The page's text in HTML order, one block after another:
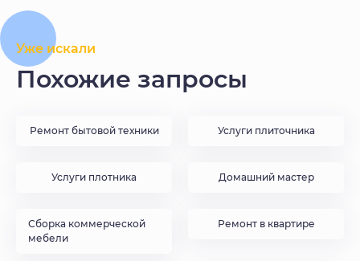
Уже искали
Похожие запросы
Ремонт бытовой техники Услуги плиточника
Услуги плотника Домашний мастер
Сборка коммерческой
мебели
Ремонт в квартире